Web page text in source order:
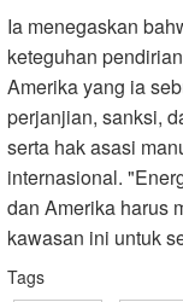
Ia menegaskan
keteguhan
Amerika yang ia
perjanjian, sanksi,
serta hak asasi
internasional.
dan Amerika harus
kawasan ini untuk
Tags